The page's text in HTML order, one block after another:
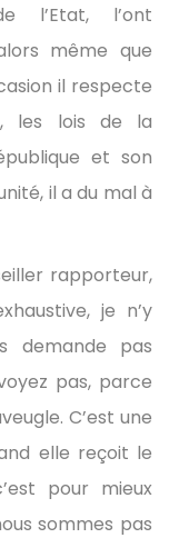
l’Etat, l’ont
même que
il respecte
les lois de la
et son
il a du mal à
rapporteur,
je n’y
demande pas
pas, parce
C’est une
elle reçoit le
pour mieux
sommes pas